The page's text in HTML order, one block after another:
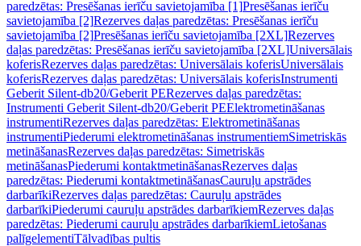
paredzētas: Presēšanas ierīču savietojamība [1]Presēšanas ierīču
savietojamība [2]Rezerves daļas paredzētas: Presēšanas ierīču
savietojamība [2]Presēšanas ierīču savietojamība [2XL]Rezerves
daļas paredzētas: Presēšanas ierīču savietojamība [2XL]Universālais
koferisRezerves daļas paredzētas: Universālais koferisUniversālais
koferisRezerves daļas paredzētas: Universālais koferisInstrumenti
Geberit Silent-db20/Geberit PERezerves daļas paredzētas:
Instrumenti Geberit Silent-db20/Geberit PEElektrometināšanas
instrumentiRezerves daļas paredzētas: Elektrometināšanas
instrumentiPiederumi elektrometināšanas instrumentiemSimetriskās
metināšanasRezerves daļas paredzētas: Simetriskās
metināšanasPiederumi kontaktmetināšanasRezerves daļas
paredzētas: Piederumi kontaktmetināšanasCauruļu apstrādes
darbarīkiRezerves daļas paredzētas: Cauruļu apstrādes
darbarīkiPiederumi cauruļu apstrādes darbarīkiemRezerves daļas
paredzētas: Piederumi cauruļu apstrādes darbarīkiemLietošanas
palīgelementiTālvadības pultis